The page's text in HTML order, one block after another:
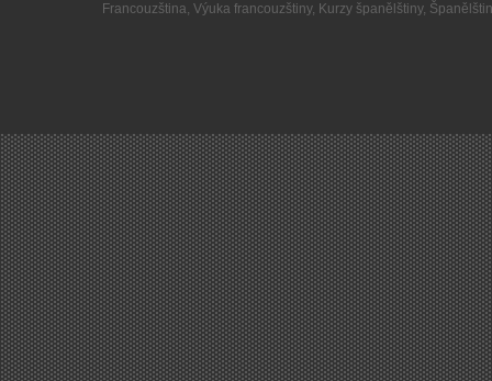
Francouzština,Výuka francouzštiny, Kurzy španělštiny,